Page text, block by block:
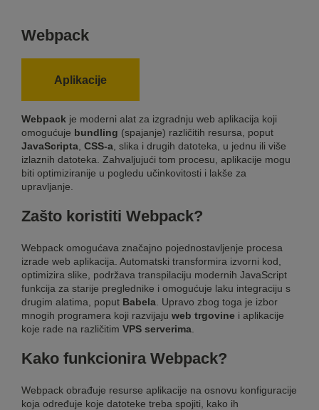
Webpack
Aplikacije
Webpack je moderni alat za izgradnju web aplikacija koji
omogućuje bundling (spajanje) različitih resursa, poput
JavaScripta CSS-a , slika i drugih datoteka, u jednu ili više
izlaznih datoteka. Zahvaljujući tom procesu, aplikacije mogu
biti optimiziranije u pogledu učinkovitosti i lakše za
upravljanje.
Zašto koristiti Webpack?
Webpack omogućava značajno pojednostavljenje procesa
izrade web aplikacija. Automatski transformira izvorni kod,
optimizira slike, podržava transpilaciju modernih JavaScript
funkcija za starije preglednike i omogućuje laku integraciju s
drugim alatima, poput Babela . Upravo zbog toga je izbor
mnogih programera koji razvijaju web trgovine i aplikacije
koje rade na različitim VPS serverima
Kako funkcionira Webpack?
Webpack obrađuje resurse aplikacije na osnovu konfiguracije
koja određuje koje datoteke treba spojiti, kako ih